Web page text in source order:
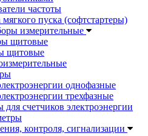
частоты
мягкого пуска (софтстартеры)
измерительные
щитовые
щитовые
однофазные
трехфазные
для счетчиков электроэнергии
контроля, сигнализации